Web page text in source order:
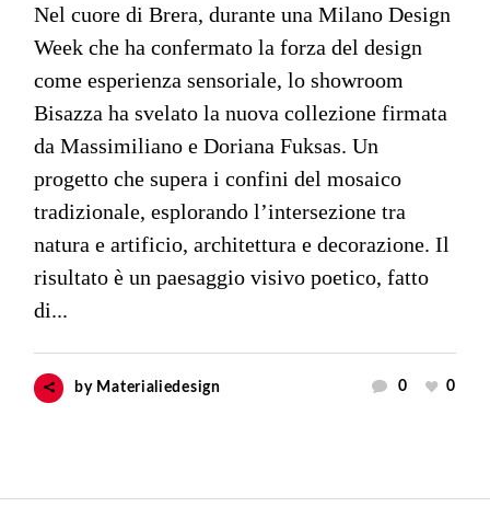
Nel cuore di Brera, durante una Milano Design
Week che ha confermato la forza del design
come esperienza sensoriale, lo showroom
Bisazza ha svelato la nuova collezione firmata
da Massimiliano e Doriana Fuksas. Un
progetto che supera i confini del mosaico
tradizionale, esplorando l’intersezione tra
natura e artificio, architettura e decorazione. Il
risultato è un paesaggio visivo poetico, fatto
di...
by Materialiedesign 0 0